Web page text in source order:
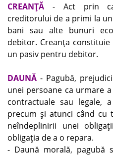
CREANŢĂ
- Act prin
creditorului de a primi la
bani sau alte bunuri
debitor. Creanţa
un pasiv pentru debitor.
DAUNĂ - Pagubă,
unei persoane ca urmare
contractuale sau legale,
precum şi atunci când cu
neîndeplinirii unei
obligaţia de a o repara.
- Daună morală, pagubă